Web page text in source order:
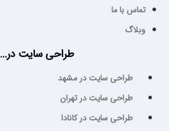
تماس با ما
وبلاگ
طراحی سایت در...
طراحی سایت در مشهد
طراحی سایت در تهران
طراحی سایت در کانادا